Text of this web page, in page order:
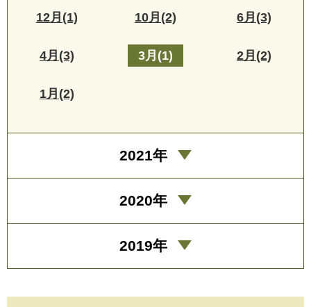
12月(1) 10月(2) 6月(3)
4月(3) 3月(1) 2月(2)
1月(2)
2021年
2020年
2019年